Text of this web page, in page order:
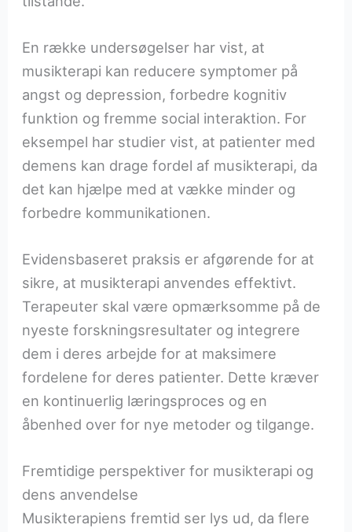
En række undersøgelser har vist, at
musikterapi kan reducere symptomer på
angst og depression, forbedre kognitiv
funktion og fremme social interaktion. For
eksempel har studier vist, at patienter med
demens kan drage fordel af musikterapi, da
det kan hjælpe med at vække minder og
forbedre kommunikationen.
Evidensbaseret praksis er afgørende for at
sikre, at musikterapi anvendes effektivt.
Terapeuter skal være opmærksomme på de
nyeste forskningsresultater og integrere
dem i deres arbejde for at maksimere
fordelene for deres patienter. Dette kræver
en kontinuerlig læringsproces og en
åbenhed over for nye metoder og tilgange.
Fremtidige perspektiver for musikterapi og
dens anvendelse
Musikterapiens fremtid ser lys ud, da flere